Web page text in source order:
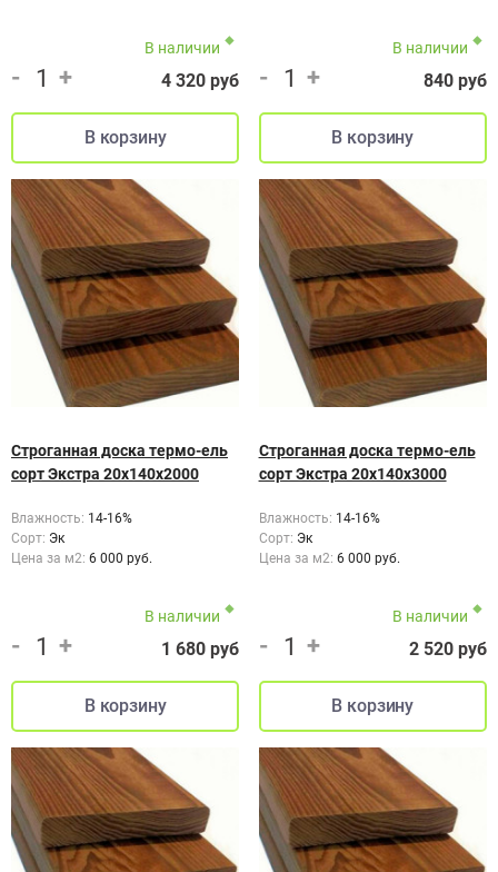
В наличии
- + 4 320 руб
В наличии
- + 840 руб
Строганная доска термо-ель
сорт Экстра 20х140х2000
Влажность: 14-16%
Сорт: Эк
Цена за м2: 6 000 руб.
В наличии
- + 1 680 руб
Строганная доска термо-ель
сорт Экстра 20х140х3000
Влажность: 14-16%
Сорт: Эк
Цена за м2: 6 000 руб.
В наличии
- + 2 520 руб